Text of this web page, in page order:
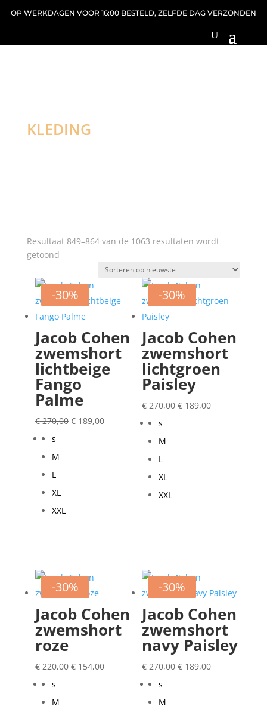
OP WERKDAGEN VOOR 16:00 BESTELD, ZELFDE DAG VERZONDEN
KLEDING
Resultaat 849–864 van de 1063 resultaten wordt
getoondGesorteerd
nieuwste
-30%
Jacob Cohen
zwemshort
lichtbeige
Fango
Palme
€270,00 Oorspronkelijke
€189,00Huidige
s
M
L
XL
XXL
-30%
Jacob Cohen
zwemshort
lichtgroen
Paisley
€270,00 Oorspronkelijke
€189,00Huidige
s
M
L
XL
XXL
-30%
Jacob Cohen
zwemshort
roze
€220,00 Oorspronkelijke
€154,00Huidige
s
M
-30%
Jacob Cohen
zwemshort
navy Paisley
€270,00 Oorspronkelijke
€189,00Huidige
s
M